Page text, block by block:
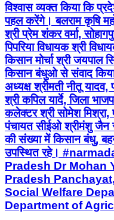
विश्वास व्यक्त किया कि
पहल करेंगे। बलराम कृषि
श्री प्रेम शंकर वर्मा,
पिपरिया विधायक श्री
किसान मोर्चा श्री जयपाल
किसान बंधुओ से संवाद
अध्यक्ष श्रीमती नीतू
श्री कपिल यार्दे, जिला
कलेक्टर श्री सोमेश मिश्रा,
पंचायत सीईओ श्रीमंशु जैन
की संख्या में किसान बंधु,
उपस्थित रहे।
Pradesh Dr Mohan
Pradesh
Social Welfare
Department of